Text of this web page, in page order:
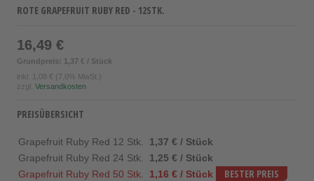
ROTE GRAPEFRUIT RUBY RED - 12STK.
16,49 €
Grundpreis: 1,37 € / Stück
inkl. 1,08 € (7.0% MwSt.)
zzgl. Versandkosten
PREISÜBERSICHT
Grapefruit Ruby Red 12 Stk.
1,37 € / Stück
Grapefruit Ruby Red 24 Stk.
1,25 € / Stück
Grapefruit Ruby Red 50 Stk.
1,16 € / Stück BESTER PREIS